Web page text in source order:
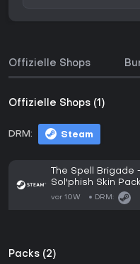
Offizielle Shops
Offizielle Shops (1)
DRM: Steam
The Spell Brigade
Sol'phish Skin Pack
vor 10W DRM:
Packs (2)